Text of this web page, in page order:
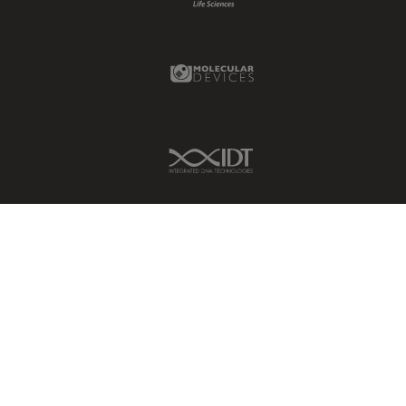
レーザーマイクロダイセクショ
ワイドフィールド顕微鏡
人工知能
Molecular Devices Link
IDT Link